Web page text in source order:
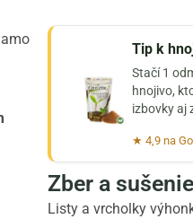
Tip k
Stačí 1
hnojivo,
izbovky aj
★ 4,9 na
Zber a sušenie
Listy a vrcholky